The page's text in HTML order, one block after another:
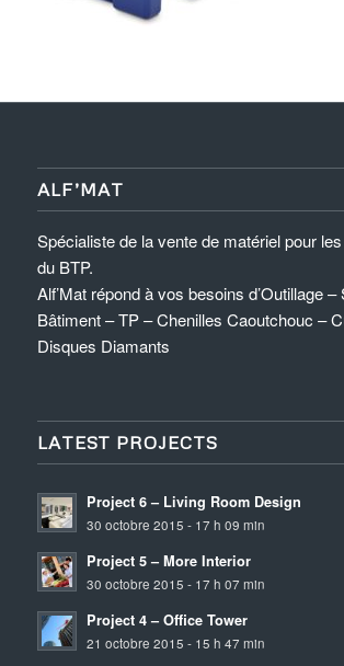
ALF’MAT
Spécialiste de la vente de matériel pour
du BTP.
Alf’Mat répond à vos besoins d’Outillage –
Bâtiment – TP – Chenilles Caoutchouc –
Disques Diamants
LATEST PROJECTS
Project 6 – Living Room Design
30 octobre 2015 - 17 h 09 min
Project 5 – More Interior
30 octobre 2015 - 17 h 07 min
Project 4 – Office Tower
21 octobre 2015 - 15 h 47 min